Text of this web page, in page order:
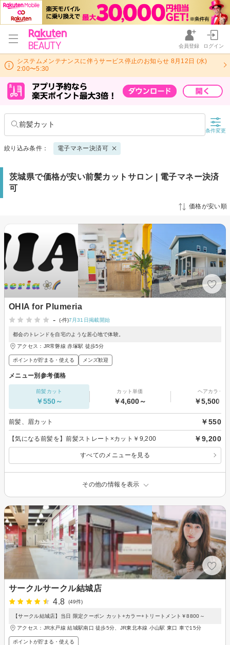
会員登録 ログイン
システムメンテナンスに伴うサービス停止のお知らせ 8月12日 (水)
2:00〜5:30
前髪カット
条件変更
絞り込み条件： 電子マネー決済可
茨城県で価格が安い前髪カットサロン | 電子マネー決済
可
価格が安い順
OHIA for Plumeria
-
(-件)7月31日掲載開始
都会のトレンドを自宅のような居心地で体験。
アクセス：JR常磐線 赤塚駅 徒歩5分
ポイントが貯まる・使える メンズ歓迎
メニュー別参考価格
前髪カット
￥550～
カット単価
￥4,600～
ヘアカラー
￥5,500～
前髪、眉カット ￥550
【気になる前髪を】前髪ストレート×カット￥9,200 ￥9,200
すべてのメニューを見る
その他の情報を表示
サークルサークル結城店
4.8
(49件)
【サークル結城店】当日 限定クーポン カット+カラー+トリートメント￥8800～
アクセス：JR水戸線 結城駅南口 徒歩5分、JR東北本線 小山駅 東口 車で15分
ポイントが貯まる・使える